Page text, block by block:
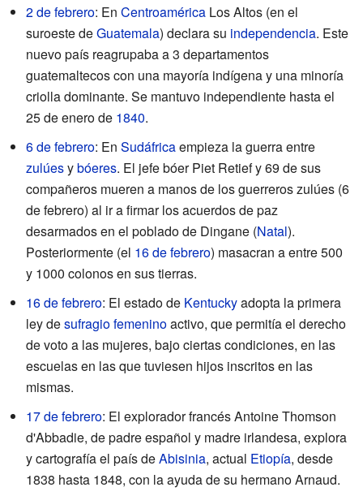
2 de febrero: En Centroamérica Los Altos (en el
suroeste deGuatemala) declara su independencia. Este
nuevo país reagrupaba a 3 departamentos
guatemaltecos con una mayoría indígena y una minoría
criolla dominante. Se mantuvo independiente hasta el
25 de enero de 1840.
6 de febrero: En Sudáfricaempieza la guerra entre
zulúesybóeres. El jefe bóer Piet Retief y 69 de sus
compañeros mueren a manos de los guerreros zulúes (6
de febrero) al ir a firmar los acuerdos de paz
desarmados en el poblado de Dingane (Natal).
Posteriormente (el 16 de febrero) masacran a entre 500
y 1000 colonos en sus tierras.
16 de febrero: El estado de Kentuckyadopta la primera
ley desufragio femeninoactivo, que permitía el derecho
de voto a las mujeres, bajo ciertas condiciones, en las
escuelas en las que tuviesen hijos inscritos en las
mismas.
17 de febrero: El explorador francés Antoine Thomson
d'Abbadie, de padre español y madre irlandesa, explora
y cartografía el país deAbisinia, actual Etiopía, desde
1838 hasta 1848, con la ayuda de su hermano Arnaud.